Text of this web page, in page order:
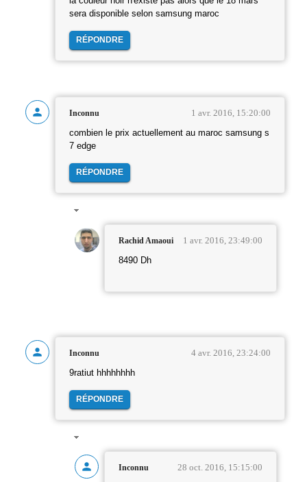
sera disponible selon samsung maroc
RÉPONDRE
Inconnu 1 avr. 2016, 15:20:00
combien le prix actuellement au maroc samsung s
7 edge
RÉPONDRE
Rachid Amaoui 1 avr. 2016, 23:49:00
8490 Dh
Inconnu 4 avr. 2016, 23:24:00
9ratiut hhhhhhhh
RÉPONDRE
Inconnu 28 oct. 2016, 15:15:00